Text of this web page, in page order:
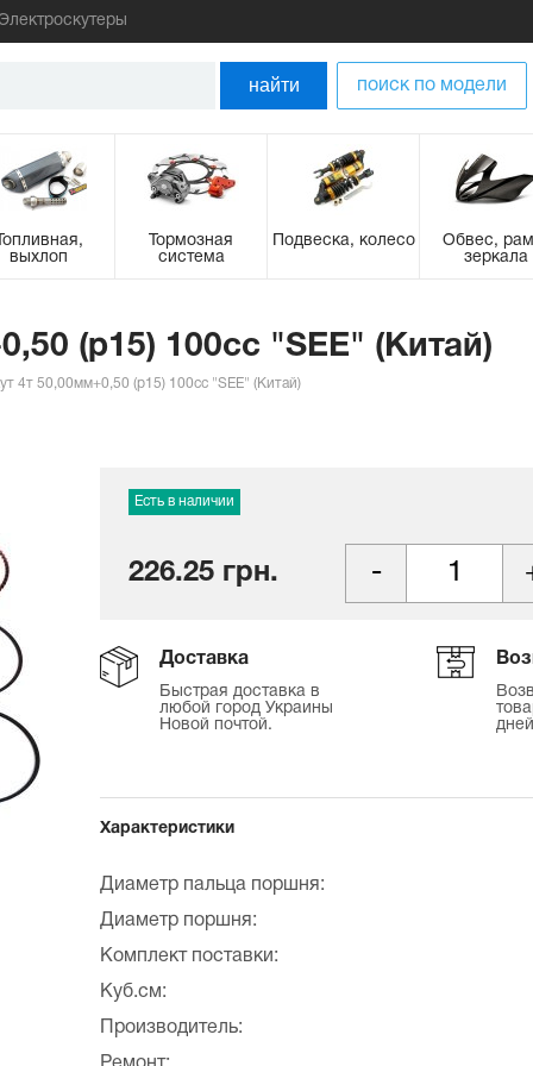
Электроскутеры
найти поиск по модели
выхлоп
Тормозная
система
Подвеска, колесо
Обвес,
зеркала
(p15) 100сс "SEE" (Китай)
4т 50,00мм+0,50 (p15) 100сс "SEE" (Китай)
Есть в наличии
226.25 грн.
Доставка
Быстрая доставка в
любой город Украины
Новой почтой.
Характеристики
Диаметр пальца поршня:
Диаметр поршня:
Комплект поставки:
Куб.см:
Производитель: